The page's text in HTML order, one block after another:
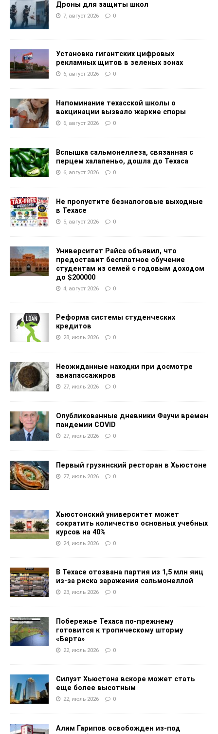
Дроны для защиты школ
7, август 2026 0
Установка гигантских цифровых
рекламных щитов в зеленых зонах
6, август 2026 0
Напоминание техасской школы о
вакцинации вызвало жаркие споры
6, август 2026 0
Вспышка сальмонеллеза, связанная с
перцем халапеньо, дошла до Техаса
6, август 2026 0
Не пропустите безналоговые выходные
в Техасе
5, август 2026 0
Университет Райса объявил, что
предоставит бесплатное обучение
студентам из семей с годовым доходом
до $200000
4, август 2026 0
Реформа системы студенческих
кредитов
28, июль 2026 0
Неожиданные находки при досмотре
авиапассажиров
27, июль 2026 0
Опубликованные дневники Фаучи времен
пандемии COVID
27, июль 2026 0
Первый грузинский ресторан в Хьюстоне
27, июль 2026 0
Хьюстонский университет может
сократить количество основных учебных
курсов на 40%
24, июль 2026 0
В Техасе отозвана партия из 1,5 млн яиц
из-за риска заражения сальмонеллой
23, июль 2026 0
Побережье Техаса по-прежнему
готовится к тропическому шторму
«Берта»
22, июль 2026 0
Силуэт Хьюстона вскоре может стать
еще более высотным
22, июль 2026 0
Алим Гарипов освобожден из-под